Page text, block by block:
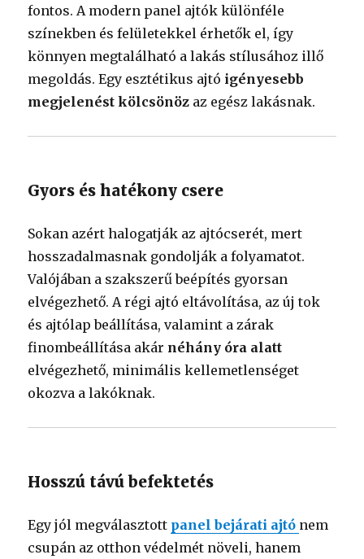
fontos. A modern panel ajtók különféle
színekben és felületekkel érhetők el, így
könnyen megtalálható a lakás stílusához illő
megoldás. Egy esztétikus ajtó igényesebb
megjelenést kölcsönöz az egész lakásnak.
Gyors és hatékony csere
Sokan azért halogatják az ajtócserét, mert
hosszadalmasnak gondolják a folyamatot.
Valójában a szakszerű beépítés gyorsan
elvégezhető. A régi ajtó eltávolítása, az új tok
és ajtólap beállítása, valamint a zárak
finombeállítása akár néhány óra alatt
elvégezhető, minimális kellemetlenséget
okozva a lakóknak.
Hosszú távú befektetés
Egy jól megválasztott panel bejárati ajtó nem
csupán az otthon védelmét növeli, hanem